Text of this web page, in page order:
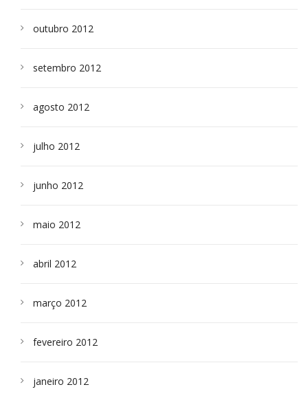
outubro 2012
setembro 2012
agosto 2012
julho 2012
junho 2012
maio 2012
abril 2012
março 2012
fevereiro 2012
janeiro 2012